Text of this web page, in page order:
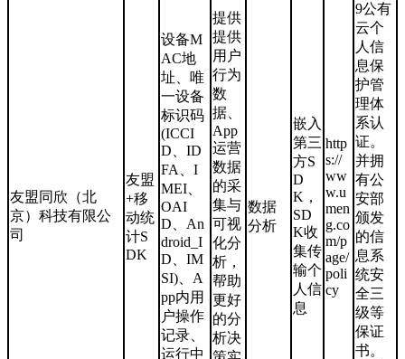
友盟同欣（北
京）科技有限公
司
友盟
+移
动统
计S
DK
设备M
AC地
址、唯
一设备
标识码
(ICCI
D、ID
FA、I
MEI、
OAI
D、An
droid_I
D、IM
SI)、A
pp内用
户操作
记录、
运行中
提供
提供
用户
行为
数
据、
App
运营
数据
的采
集与
可视
化分
析，
帮助
更好
的分
析决
数据
分析
嵌入
第三
方S
D
K，
SD
K收
集传
输个
人信
息
http
s://
ww
w.u
men
g.co
m/p
age/
poli
cy
9公有
云个
人信
息保
护管
理体
系认
证。
并拥
有公
安部
颁发
的信
息系
统安
全三
级等
保证
书。